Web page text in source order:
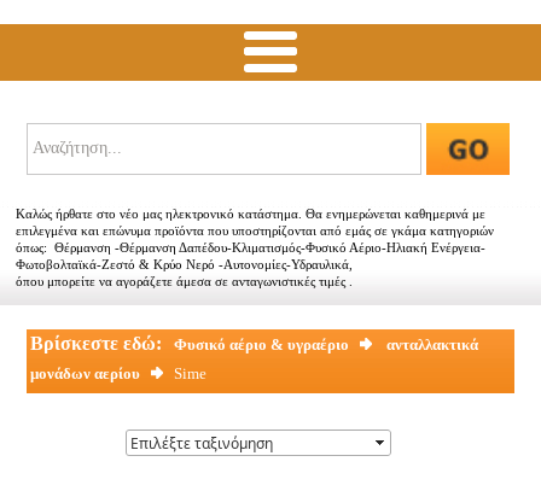
Αντιπροσωπείες
Εμπορικοί συνεργάτες
Τα νέα μας
Επικοινωνία
Καλώς ήρθατε στο νέο μας ηλεκτρονικό κατάστημα. Θα ενημερώνεται καθημερινά με
επιλεγμένα και επώνυμα προϊόντα που υποστηρίζονται από εμάς σε γκάμα κατηγοριών
όπως: Θέρμανση -Θέρμανση Δαπέδου-Κλιματισμός-Φυσικό Αέριο-Ηλιακή Ενέργεια-
Φωτοβολταϊκά-Ζεστό & Κρύο Νερό -Αυτονομίες-Υδραυλικά,
όπου μπορείτε να αγοράζετε άμεσα σε ανταγωνιστικές τιμές .
Βρίσκεστε εδώ: Φυσικό αέριο & υγραέριο
ανταλλακτικά
μονάδων αερίου
Sime